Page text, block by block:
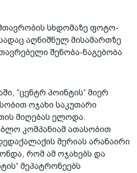
სხდომაზე ფოტო-
აღნიშნულ მისამართზე
შენობა-ნაგებობა
“ცენტრ პოინტის“ მიერ
ოჯახი საკუთარი
მიღებას ელოდა.
კომპანიამ ათასობით
მერიას არანაირი
რომ ამ ოჯახებს და
მეპატრონეებს